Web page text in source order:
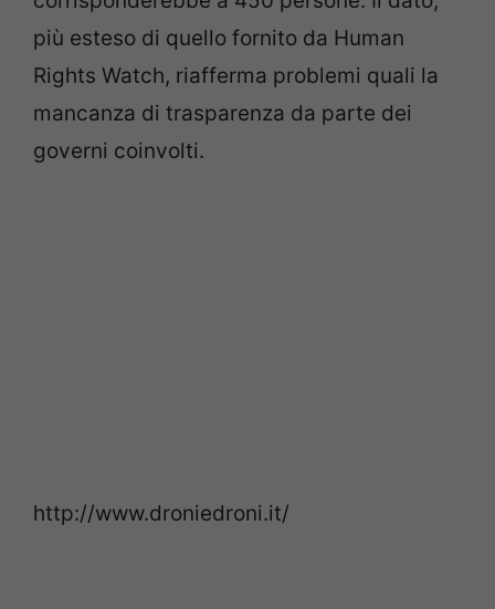
più esteso di quello fornito da Human
Rights Watch, riafferma problemi quali la
mancanza di trasparenza da parte dei
governi coinvolti.
http://www.droniedroni.it/